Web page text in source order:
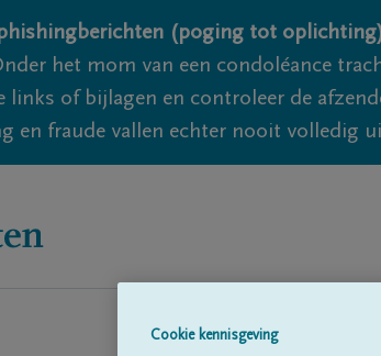
(poging tot
het mom van een condoléance
links of bijlagen en controleer de
en fraude vallen echter nooit volledig
Cookie kennisgeving